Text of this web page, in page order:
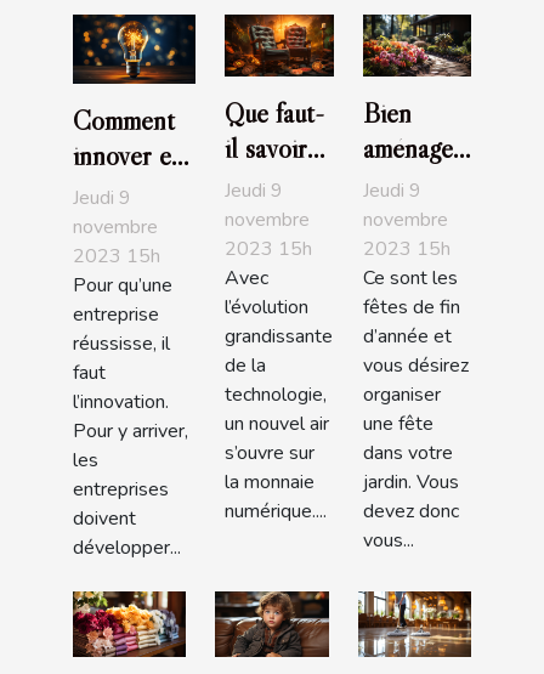
Comment
innover en
entreprise ?
Jeudi 9
novembre
2023 15h
Pour qu’une
entreprise
réussisse, il
faut
l’innovation.
Pour y arriver,
les
entreprises
doivent
développer...
Que faut-
il savoir
de la
crypto-
paradis ?
Jeudi 9
novembre
2023 15h
Avec
l’évolution
grandissante
de la
technologie,
un nouvel air
s’ouvre sur
la monnaie
numérique....
Bien
aménager
son jardin
: comment
s'y
prendre ?
Jeudi 9
novembre
2023 15h
Ce sont les
fêtes de fin
d’année et
vous désirez
organiser
une fête
dans votre
jardin. Vous
devez donc
vous...